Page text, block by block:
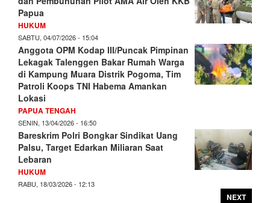
Papua
HUKUM
SABTU, 04/07/2026 - 15:04
Anggota OPM Kodap III/Puncak Pimpinan
Lekagak Talenggen Bakar Rumah Warga
di Kampung Muara Distrik Pogoma, Tim
Patroli Koops TNI Habema Amankan
Lokasi
PAPUA TENGAH
SENIN, 13/04/2026 - 16:50
Bareskrim Polri Bongkar Sindikat Uang
Palsu, Target Edarkan Miliaran Saat
Lebaran
HUKUM
RABU, 18/03/2026 - 12:13
NEXT